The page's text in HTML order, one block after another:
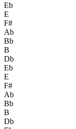
Eb
E
F#
Ab
Bb
B
Db
Eb
E
F#
Ab
Bb
B
Db